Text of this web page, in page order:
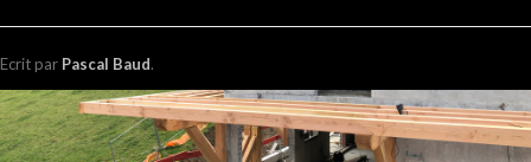
Ecrit par Pascal Baud.